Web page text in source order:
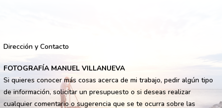
Dirección y Contacto
FOTOGRAFÍA MANUEL VILLANUEVA
Si quieres conocer más cosas acerca de mi trabajo, pedir algún tipo
de información, solicitar un presupuesto o si deseas realizar
cualquier comentario o sugerencia que se te ocurra sobre las